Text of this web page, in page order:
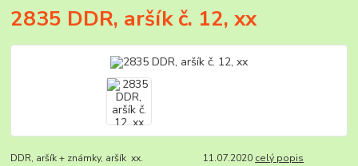
2835 DDR, aršík č. 12, xx
DDR, aršík + známky, aršík xx. 11.07.2020 celý popis